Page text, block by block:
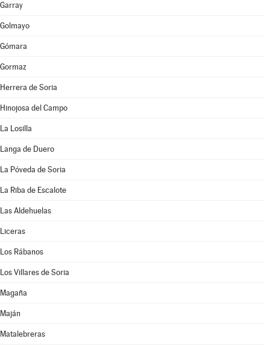
Garray
Golmayo
Gómara
Gormaz
Herrera de Soria
Hinojosa del Campo
La Losilla
Langa de Duero
La Póveda de Soria
La Riba de Escalote
Las Aldehuelas
Liceras
Los Rábanos
Los Villares de Soria
Magaña
Maján
Matalebreras